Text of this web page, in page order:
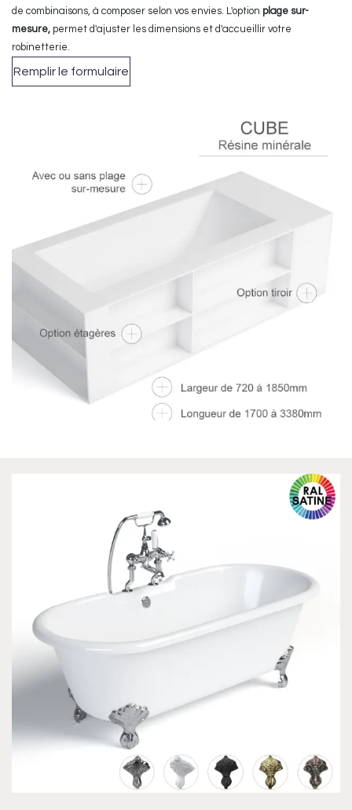
de combinaisons, à composer selon vos envies. L'option plage sur-
mesure, permet d'ajuster les dimensions et d'accueillir votre
robinetterie.
Remplir le formulaire